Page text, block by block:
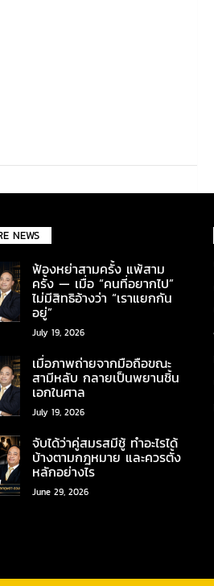
NEWS
ฟ้องหย่าสามครั้ง แพ้สาม
ครั้ง — เมื่อ “คนที่อยากไป”
ไม่มีสิทธิอ้างว่า “เราแยกกัน
อยู่”
July 19, 2026
เมื่อภาพถ่ายจากมือถือขณะ
สามีหลับ กลายเป็นพยานชิ้น
เอกในศาล
July 19, 2026
จับได้ว่าคู่สมรสมีชู้ ทำอะไรได้
บ้างตามกฎหมาย และควรตั้ง
หลักอย่างไร
June 29, 2026